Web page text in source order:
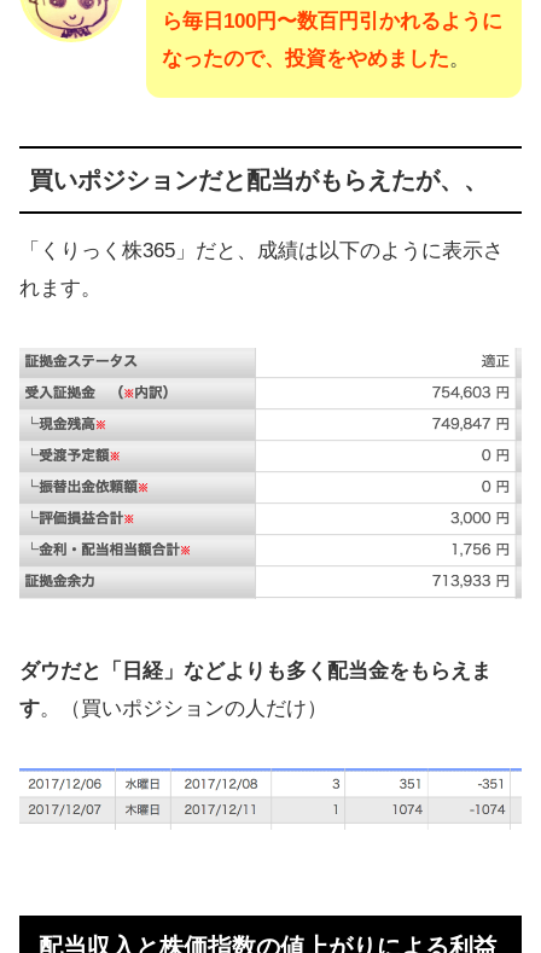
ら毎日100円〜数百円引かれるように
なったので、投資をやめました。
買いポジションだと配当がもらえたが、、
「くりっく株365」だと、成績は以下のように表示さ
れます。
ダウだと「日経」などよりも多く配当金をもらえま
す。（買いポジションの人だけ）
配当収入と株価指数の値上がりによる利益